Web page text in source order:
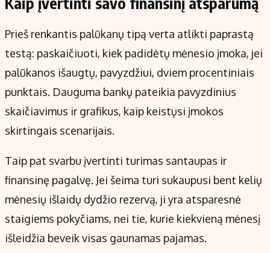
Prieš renkantis palūkanų tipą verta atlikti paprastą
testą: paskaičiuoti, kiek padidėtų mėnesio įmoka, jei
palūkanos išaugtų, pavyzdžiui, dviem procentiniais
punktais. Dauguma bankų pateikia pavyzdinius
skaičiavimus ir grafikus, kaip keistųsi įmokos
skirtingais scenarijais.
Taip pat svarbu įvertinti turimas santaupas ir
finansinę pagalvę. Jei šeima turi sukaupusi bent kelių
mėnesių išlaidų dydžio rezervą, ji yra atsparesnė
staigiems pokyčiams, nei tie, kurie kiekvieną mėnesį
išleidžia beveik visas gaunamas pajamas.